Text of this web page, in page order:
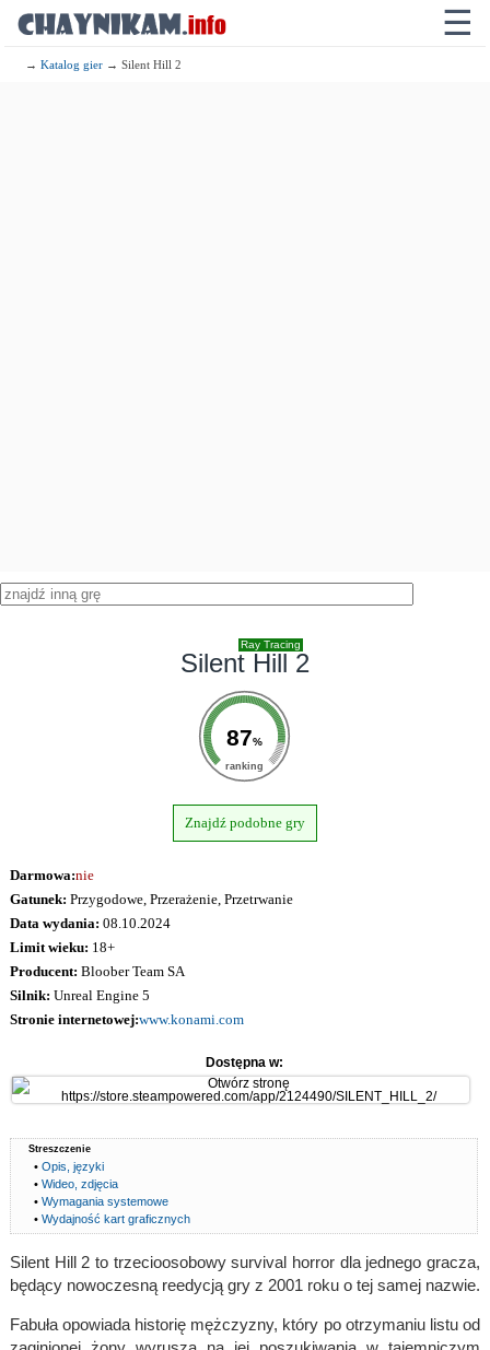
☰
→Katalog gier → Silent Hill 2
Ray Tracing
Silent Hill 2
87%
ranking
Znajdź podobne gry
Darmowa:nie
Gatunek: Przygodowe, Przerażenie, Przetrwanie
Data wydania: 08.10.2024
Limit wieku: 18+
Producent: Bloober Team SA
Silnik: Unreal Engine 5
Stronie internetowej:www.konami.com
Dostępna w:
Streszczenie
•Opis, języki
•Wideo, zdjęcia
•Wymagania systemowe
•Wydajność kart graficznych
Silent Hill 2 to trzecioosobowy survival horror dla jednego gracza,
będący nowoczesną reedycją gry z 2001 roku o tej samej nazwie.
Fabuła opowiada historię mężczyzny, który po otrzymaniu listu od